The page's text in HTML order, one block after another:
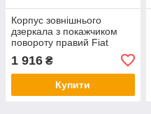
Корпус зовнішнього
дзеркала з покажчиком
повороту правий Fiat
Peugeot Boxer 2006–
довге плече
1 916 ₴
Купити